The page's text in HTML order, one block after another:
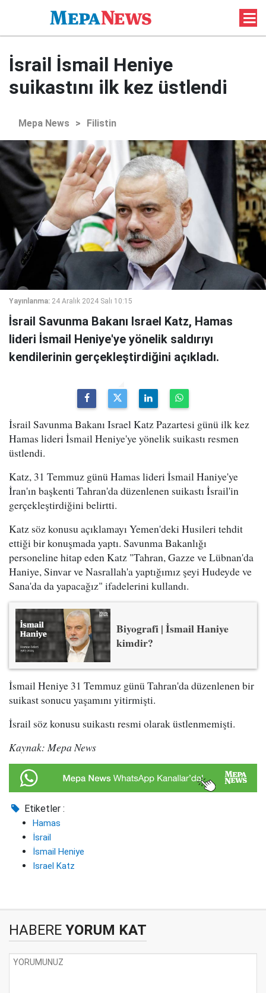
İsrail İsmail Heniye
suikastını ilk kez üstlendi
Mepa News > Filistin
Yayınlanma: 24 Aralık 2024 Salı 10:15
İsrail Savunma Bakanı Israel Katz, Hamas
lideri İsmail Heniye'ye yönelik saldırıyı
kendilerinin gerçekleştirdiğini açıkladı.
İsrail Savunma Bakanı Israel Katz Pazartesi günü ilk kez
Hamas lideri İsmail Heniye'ye yönelik suikastı resmen
üstlendi.
Katz, 31 Temmuz günü Hamas lideri İsmail Haniye'ye
İran'ın başkenti Tahran'da düzenlenen suikastı İsrail'in
gerçekleştirdiğini belirtti.
Katz söz konusu açıklamayı Yemen'deki Husileri tehdit
ettiği bir konuşmada yaptı. Savunma Bakanlığı
personeline hitap eden Katz "Tahran, Gazze ve Lübnan'da
Haniye, Sinvar ve Nasrallah'a yaptığımız şeyi Hudeyde ve
Sana'da da yapacağız" ifadelerini kullandı.
Biyografi | İsmail Haniye
kimdir?
İsmail Heniye 31 Temmuz günü Tahran'da düzenlenen bir
suikast sonucu yaşamını yitirmişti.
İsrail söz konusu suikastı resmi olarak üstlenmemişti.
Kaynak: Mepa News
Etiketler :
Hamas
İsrail
İsmail Heniye
Israel Katz
HABERE YORUM KAT